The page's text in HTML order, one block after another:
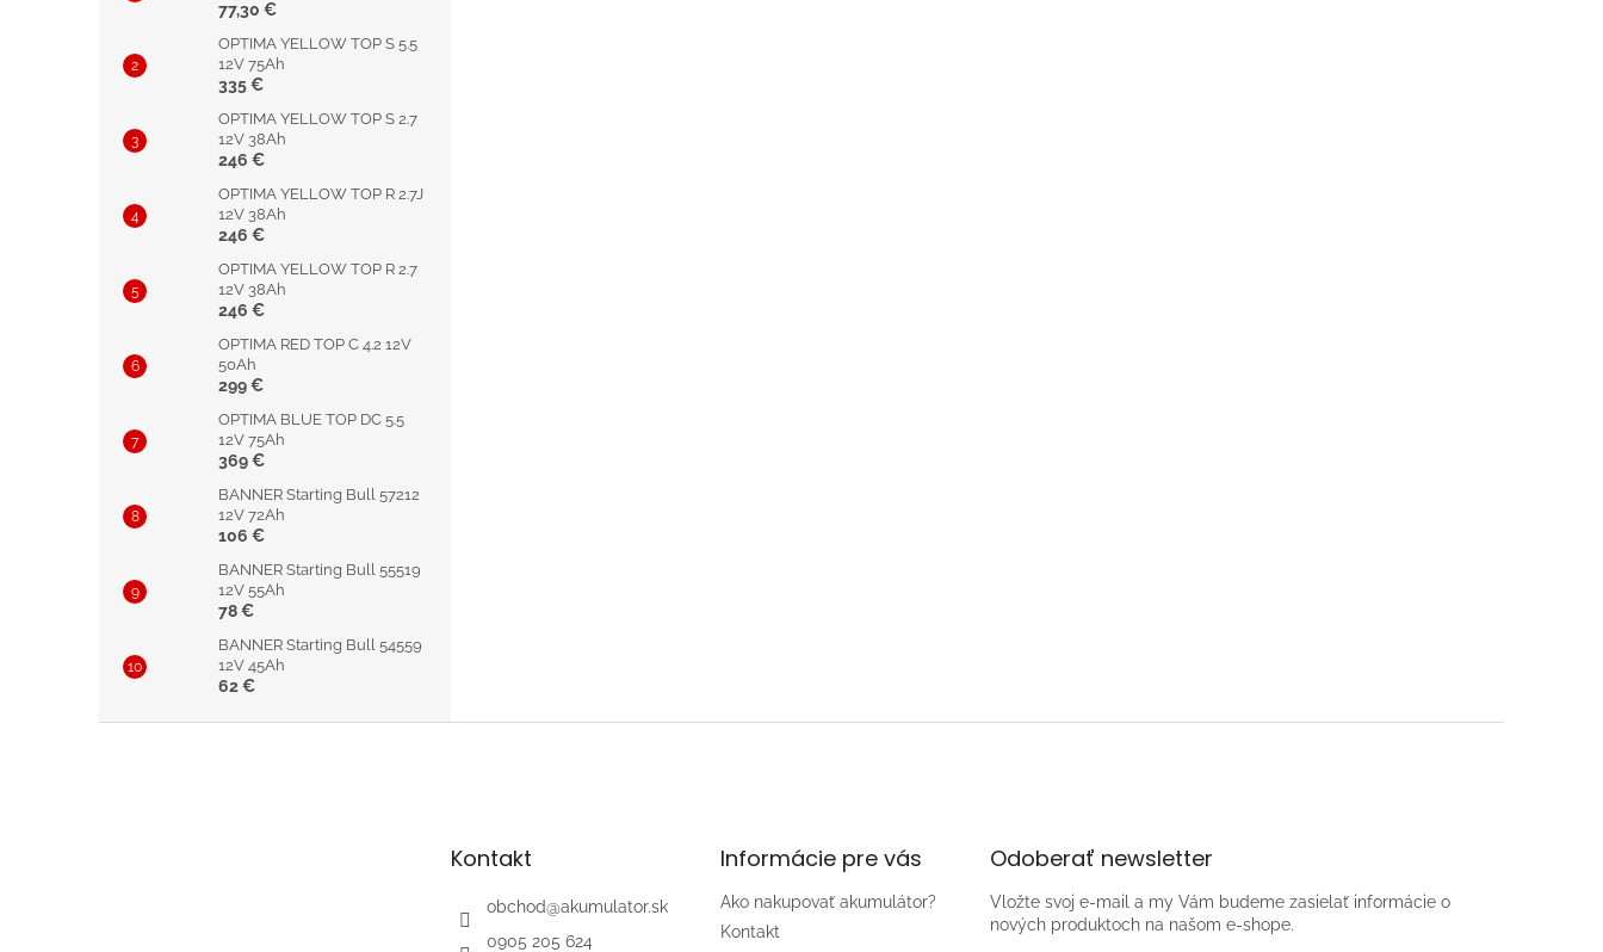
77,30 €
OPTIMA YELLOW TOP S 5.5
12V 75Ah
335 €
OPTIMA YELLOW TOP S 2.7
12V 38Ah
246 €
OPTIMA YELLOW TOP R 2.7J
12V 38Ah
246 €
OPTIMA YELLOW TOP R 2.7
12V 38Ah
246 €
OPTIMA RED TOP C 4.2 12V
50Ah
299 €
OPTIMA BLUE TOP DC 5.5
12V 75Ah
369 €
BANNER Starting Bull 57212
12V 72Ah
106 €
BANNER Starting Bull 55519
12V 55Ah
78 €
BANNER Starting Bull 54559
12V 45Ah
62 €
Kontakt
obchod@akumulator.sk
0905 205 624
Informácie pre vás
Ako nakupovať akumulátor?
Kontakt
Odoberať newsletter
Vložte svoj e-mail a my Vám budeme zasielať informácie o
nových produktoch na našom e-shope.